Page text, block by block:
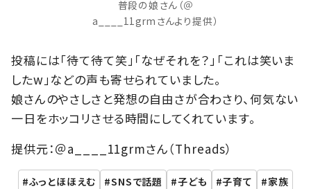
普段の娘さん（＠
a____11grmさんより提供）
投稿には「待て待て笑」「なぜそれを？」「これは笑いま
したw」などの声も寄せられていました。
娘さんのやさしさと発想の自由さが合わさり、何気ない
一日をホッコリさせる時間にしてくれています。
提供元：＠a____11grmさん（Threads）
ふっとほほえむ SNSで話題 子ども 子育て 家族